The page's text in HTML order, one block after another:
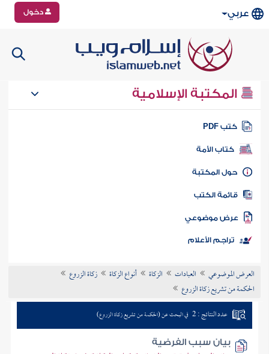
عربي دخول
المكتبة الإسلامية
كتب PDF
كتاب الأمة
المكتبة
الكتب
موضوعي
تراجم الأعلام
العرض الموضوعي العبادات الزكاة أنواع الزكاة
زكاة الزروع
الحكمة من تشريع زكاة الزروع
عدد النتائج : 2 في البحث عن (الحكمة من تشريع زكاة الزروع)
بيان سبب الفرضية